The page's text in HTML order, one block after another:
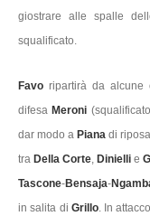
giostrare alle spalle
squalificato.
Favoripartirà da alcune
difesa Meroni
dar modo a Piana di
tra Della Corte, Dinielli e
Tascone-Bensaja-
in salita di Grillo. In attacco